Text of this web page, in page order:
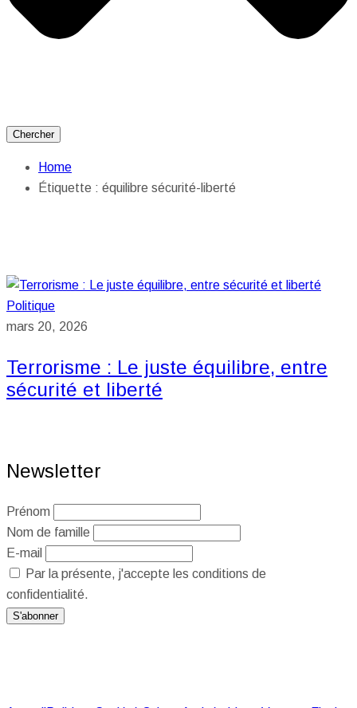
Chercher
Home
Étiquette : équilibre sécurité-liberté
Politique
mars 20, 2026
Terrorisme : Le juste équilibre, entre
sécurité et liberté
Newsletter
Prénom
Nom de famille
E-mail
Par la présente, j'accepte les conditions de
confidentialité.